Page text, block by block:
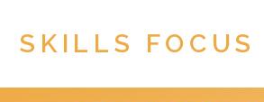
SKILLS FOCUS